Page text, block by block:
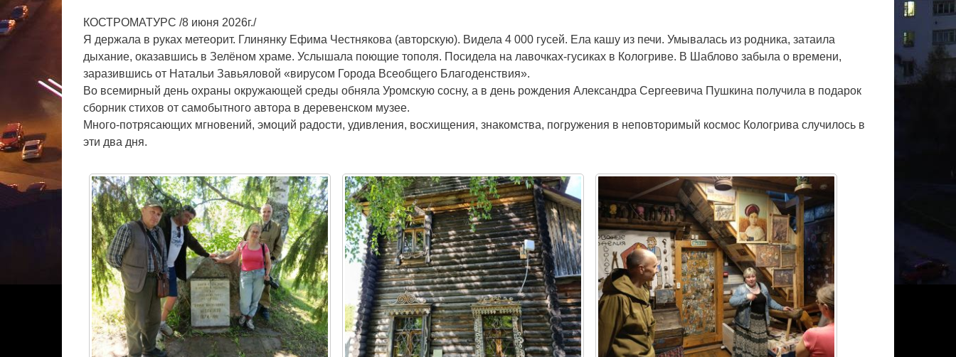
КОСТРОМАТУРС /8 июня 2026г./
Я держала в руках метеорит. Глинянку Ефима Честнякова (авторскую). Видела 4 000 гусей. Ела кашу из печи. Умывалась из родника, затаила
дыхание, оказавшись в Зелёном храме. Услышала поющие тополя. Посидела на лавочках-гусиках в Кологриве. В Шаблово забыла о времени,
заразившись от Натальи Завьяловой «вирусом Города Всеобщего Благоденствия».
Во всемирный день охраны окружающей среды обняла Уромскую сосну, а в день рождения Александра Сергеевича Пушкина получила в подарок
сборник стихов от самобытного автора в деревенском музее.
Много-потрясающих мгновений, эмоций радости, удивления, восхищения, знакомства, погружения в неповторимый космос Кологрива случилось в
эти два дня.